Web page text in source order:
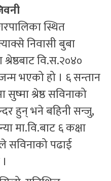
स्थित
निवासी बुबा
वि.स.२०४०
भएको हो । ६ सन्तान
श्रेष्ठ सविनाको
हुन् भने बहिनी सन्जु,
मा.वि.बाट ६ कक्षा
सविनाको पढाई